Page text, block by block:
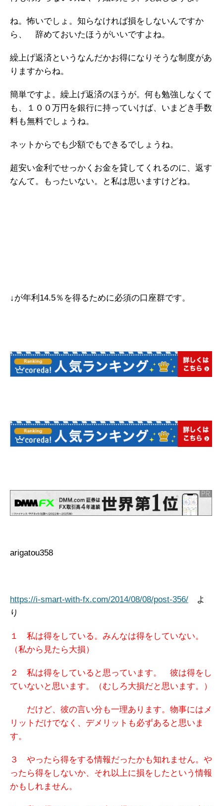
ね。怖いでしょ。知らなければ損をしないんですか
ら、 辞めておいたほうがいいですよね。
繰上げ返済というなんだかお得になりそうな制度があ
りますからね。
簡単ですよ。繰上げ返済のほうが。何も勉強しなくて
も、１００万円を銀行に持っていけば、いまどき手数
料も無料でしょうね。
ネットからでも少額でもできるでしょうね。
超安い金利でせっかくお金を貸してくれるのに、返す
なんて。もったいない。と私は思いますけどね。
↓が年利14.5％を得るために必須の口座群です。
arigatou358
https://i-smart-with-fx.com/2014/08/08/post-356/ よ
り
１ 私は得をしている。みんなは得をしていない。
（私から見たら大損）
２ 私は得をしていると思っています。 彼は得をし
ていないと思います。（むしろ大損だと思います。）
だけど、彼の言い分も一理あります。物事にはメ
リットだけでなく、デメリットも必ずあると思いま
す。
３ やったら得をする情報だったかも知れません。や
ったら得をしないか、それ以上に損をしたという情報
かもしれません。